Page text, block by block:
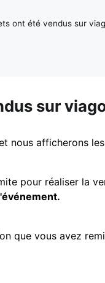
ont été vendus sur
sur
nous afficherons
pour réaliser la
que vous avez